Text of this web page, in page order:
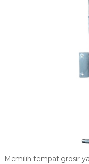
Memilih tempat grosir